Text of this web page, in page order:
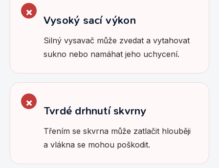
Vysoký sací výkon
Silný vysavač může zvedat a vytahovat
sukno nebo namáhat jeho uchycení.
Tvrdé drhnutí skvrny
Třením se skvrna může zatlačit hlouběji
a vlákna se mohou poškodit.